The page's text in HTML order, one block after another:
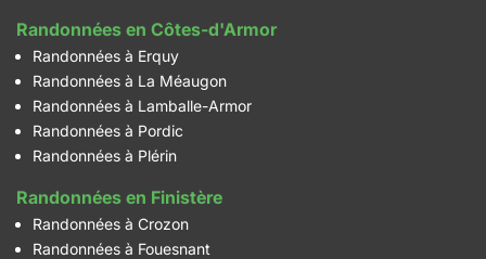
Randonnées en Côtes-d'Armor
Randonnées à Erquy
Randonnées à La Méaugon
Randonnées à Lamballe-Armor
Randonnées à Pordic
Randonnées à Plérin
Randonnées en Finistère
Randonnées à Crozon
Randonnées à Fouesnant